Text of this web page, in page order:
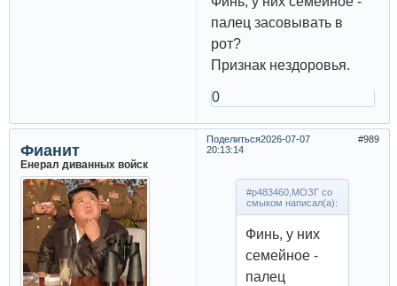
палец засовывать в
рот?
Признак нездоровья.
0
Поделиться 989
2026-07-07
20:13:14
Фианит
Енерал диванных войск
#p483460,МОЗГ со
смыком написал(а):
Финь, у них
семейное -
палец